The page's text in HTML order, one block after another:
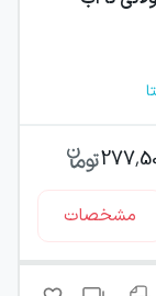
مشخصات